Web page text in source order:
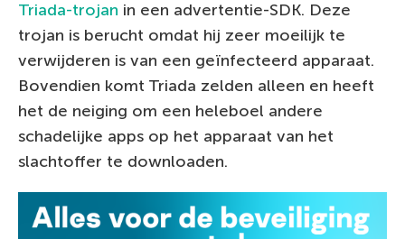
Triada-trojan in een advertentie-SDK. Deze
trojan is berucht omdat hij zeer moeilijk te
verwijderen is van een geïnfecteerd apparaat.
Bovendien komt Triada zelden alleen en heeft
het de neiging om een heleboel andere
schadelijke apps op het apparaat van het
slachtoffer te downloaden.